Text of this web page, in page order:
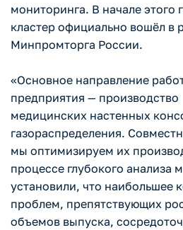
мониторинга. В начале этого
кластер официально вошёл в
Минпромторга России.
«Основное направление
предприятия — производство
медицинских настенных
газораспределения.
мы оптимизируем их
процессе глубокого анализа
установили, что наибольшее
проблем, препятствующих
объемов выпуска,